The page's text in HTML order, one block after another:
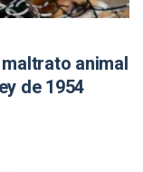
animal
de 1954